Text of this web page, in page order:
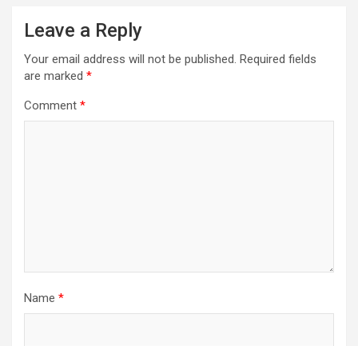
Leave a Reply
Your email address will not be published. Required fields
are marked *
Comment *
Name *